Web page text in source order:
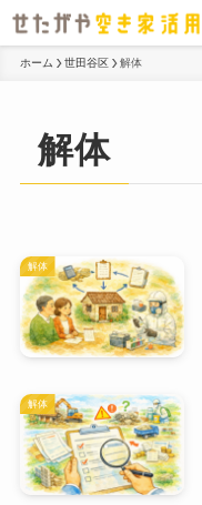
ホーム 世田谷区 解体
解体
解体
解体